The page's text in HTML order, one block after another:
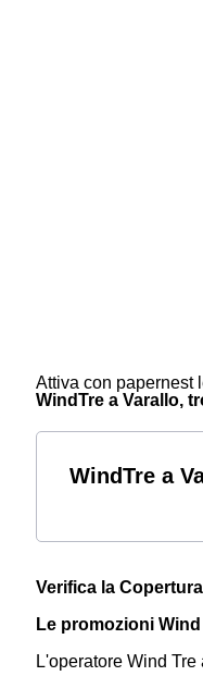
Attiva con papernest
WindTre a Varallo,
WindTre a
Verifica la
Le promozioni
L'operatore Wind